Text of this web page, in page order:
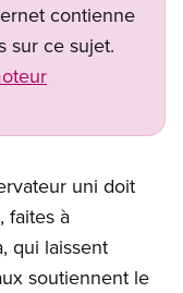
contienne
sur ce sujet.
uni doit
faites à
qui laissent
soutiennent le